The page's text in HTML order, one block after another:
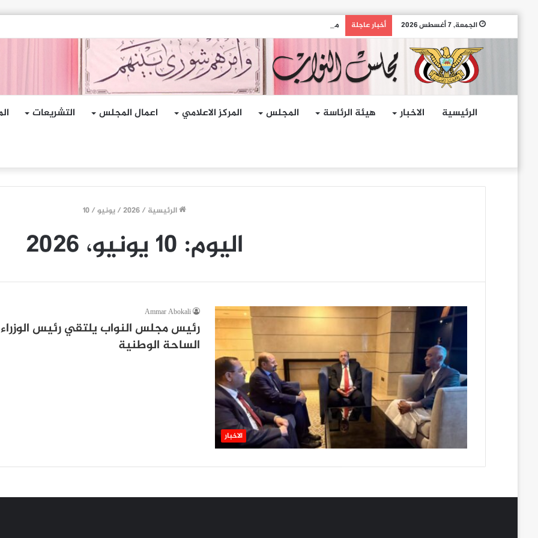
الجمعة, 7 أغسطس 2026 أخبار عاجلة مجلس النواب يدين الهجمات الإرهابية الحوثية التي استهدفت السفينة الهندية في البحر الأحمر
الرئيسية الاخبار هيئة الرئاسة المجلس المركز الاعلامي اعمال المجلس التشريعات
الرئيسية /
2026
/يونيو/
10
اليوم: 10 يونيو، 2026
الاخبار
Ammar Abokali
رئيس مجلس النواب يلتقي رئيس
الساحة الوطنية